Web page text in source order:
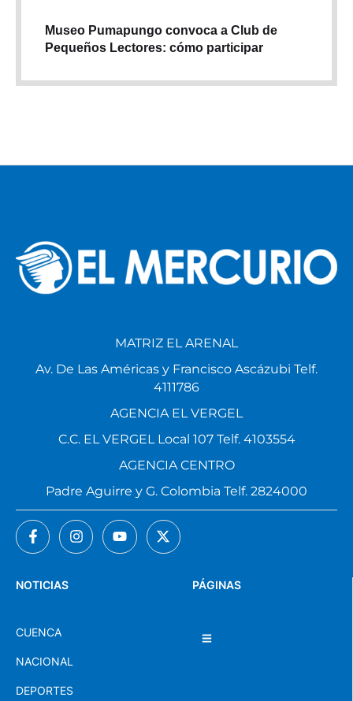
Museo Pumapungo convoca a Club de
Pequeños Lectores: cómo participar
PÁGINAS
NOTICIAS
CUENCA
NACIONAL
DEPORTES
MATRIZ EL ARENAL
Av. De Las Américas y Francisco Ascázubi Telf.
4111786
AGENCIA EL VERGEL
C.C. EL VERGEL Local 107 Telf. 4103554
AGENCIA CENTRO
Padre Aguirre y G. Colombia Telf. 2824000